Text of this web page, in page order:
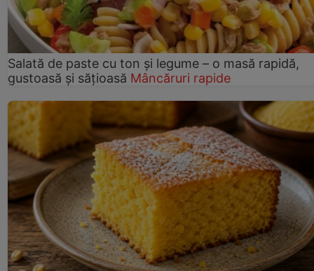
Salată de paste cu ton și legume – o masă rapidă,
gustoasă și sățioasă Mâncăruri rapide